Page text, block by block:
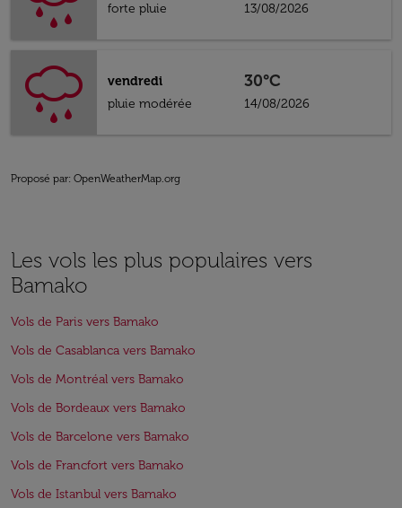
forte pluie
13/08/2026
vendredi
pluie modérée
30°C
14/08/2026
Proposé par: OpenWeatherMap.org
Les vols les plus populaires vers
Bamako
Vols de Paris vers Bamako
Vols de Casablanca vers Bamako
Vols de Montréal vers Bamako
Vols de Bordeaux vers Bamako
Vols de Barcelone vers Bamako
Vols de Francfort vers Bamako
Vols de Istanbul vers Bamako